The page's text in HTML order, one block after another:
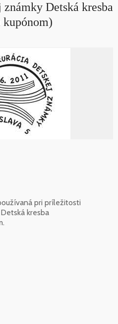
Detská kresba
kupónom)
pri príležitosti
kresba